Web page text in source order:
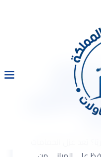
|
للعوازل